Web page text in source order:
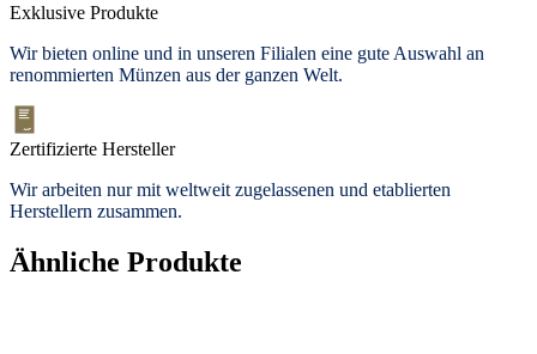
Exklusive Produkte
Wir bieten online und in unseren Filialen eine gute Auswahl an
renommierten Münzen aus der ganzen Welt.
Zertifizierte Hersteller
Wir arbeiten nur mit weltweit zugelassenen und etablierten
Herstellern zusammen.
Ähnliche Produkte